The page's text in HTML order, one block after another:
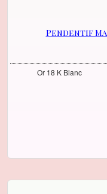
Pendentif
Or 18 K Blanc